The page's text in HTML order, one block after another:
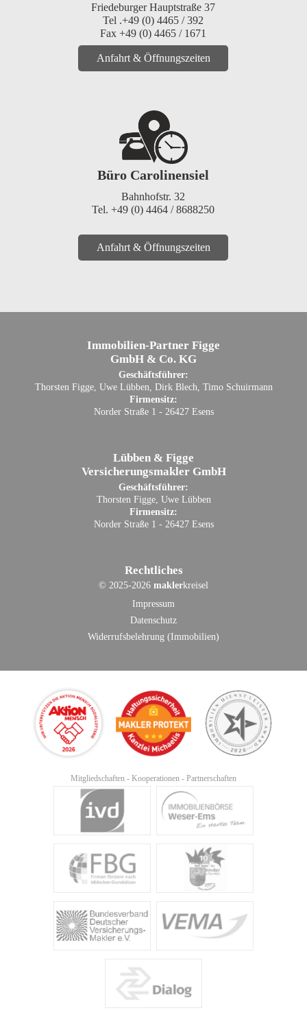
Friedeburger Hauptstraße 37
Tel .+49 (0) 4465 / 392
Fax +49 (0) 4465 / 1671
Anfahrt & Öffnungszeiten
Büro Carolinensiel
Bahnhofstr. 32
Tel. +49 (0) 4464 / 8688250
Anfahrt & Öffnungszeiten
Immobilien-Partner Figge
GmbH & Co. KG
Geschäftsführer:
Thorsten Figge, Uwe Lübben, Dirk Blech, Timo Schuirmann
Firmensitz:
Norder Straße 1 - 26427 Esens
Lübben & Figge
Versicherungsmakler GmbH
Geschäftsführer:
Thorsten Figge, Uwe Lübben
Firmensitz:
Norder Straße 1 - 26427 Esens
Rechtliches
© 2025-2026 maklerkreisel
Impressum
Datenschutz
Widerrufsbelehrung (Immobilien)
Mitgliedschaften - Kooperationen - Partnerschaften